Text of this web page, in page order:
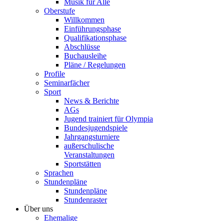
Musik für Alle
Oberstufe
Willkommen
Einführungsphase
Qualifikationsphase
Abschlüsse
Buchausleihe
Pläne / Regelungen
Profile
Seminarfächer
Sport
News & Berichte
AGs
Jugend trainiert für Olympia
Bundesjugendspiele
Jahrgangsturniere
außerschulische
Veranstaltungen
Sportstätten
Sprachen
Stundenpläne
Stundenpläne
Stundenraster
Über uns
Ehemalige